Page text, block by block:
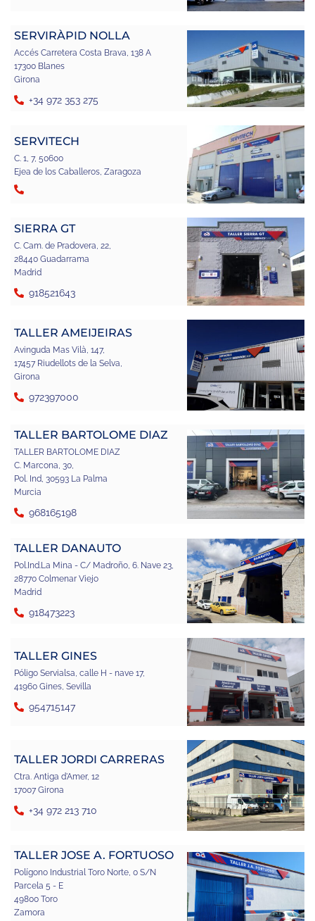
SERVIRÀPID NOLLA
Accés Carretera Costa Brava, 138 A
17300 Blanes
Girona
+34 972 353 275
SERVITECH
C. 1, 7, 50600
Ejea de los Caballeros, Zaragoza
SIERRA GT
C. Cam. de Pradovera, 22,
28440 Guadarrama
Madrid
918521643
TALLER AMEIJEIRAS
Avinguda Mas Vilà, 147,
17457 Riudellots de la Selva,
Girona
972397000
TALLER BARTOLOME DIAZ
TALLER BARTOLOME DIAZ
C. Marcona, 30,
Pol. Ind, 30593 La Palma
Murcia
968165198
TALLER DANAUTO
Pol.Ind.La Mina - C/ Madroño, 6. Nave 23,
28770 Colmenar Viejo
Madrid
918473223
TALLER GINES
Póligo Servialsa, calle H - nave 17,
41960 Gines, Sevilla
954715147
TALLER JORDI CARRERAS
Ctra. Antiga d'Amer, 12
17007 Girona
+34 972 213 710
TALLER JOSE A. FORTUOSO
Polígono Industrial Toro Norte, 0 S/N
Parcela 5 - E
49800 Toro
Zamora